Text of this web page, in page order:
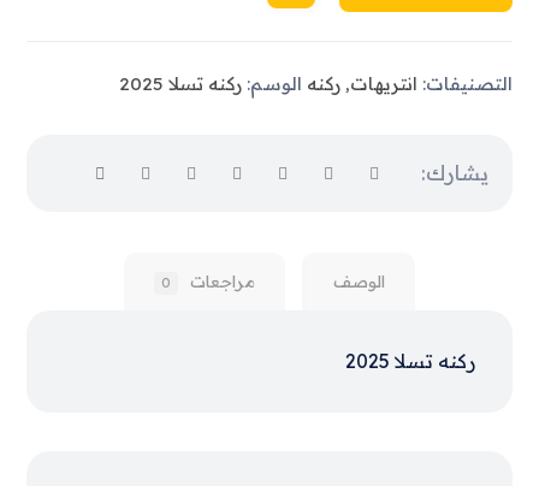
التصنيفات: انتريهات,ركنه الوسم:ركنه تسلا 2025
الوصف مراجعات 0
ركنه تسلا 2025